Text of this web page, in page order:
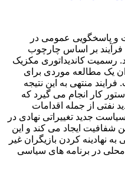
و پاسخگویی عمومی در
بر اساس چارچوب
کاندیداتوری مکزیک
یک مطالعه موردی برای
منتهی به این نتیجه
کار انجام می گیرد که
نفتی از جمله اقدامات
جدید تغییراتی نهادی در
شفافیت ایجاد می کند و این
نهادینه کردن بازیگران غیر
در برنامه های سیاسی